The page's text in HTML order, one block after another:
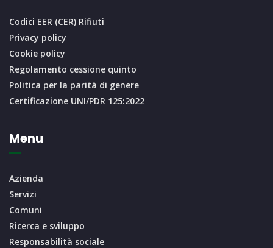
Codici EER (CER) Rifiuti
Privacy policy
Cookie policy
Regolamento cessione quinto
Politica per la parità di genere
Certificazione UNI/PDR 125:2022
Menu
Azienda
Servizi
Comuni
Ricerca e sviluppo
Responsabilità sociale